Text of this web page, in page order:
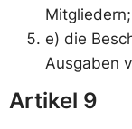
Mitgliedern;
e) die
Ausgaben
Artikel 9